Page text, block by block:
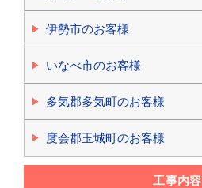
伊勢市のお客様
いなべ市のお客様
多気郡多気町のお客様
度会郡玉城町のお客様
工事内容